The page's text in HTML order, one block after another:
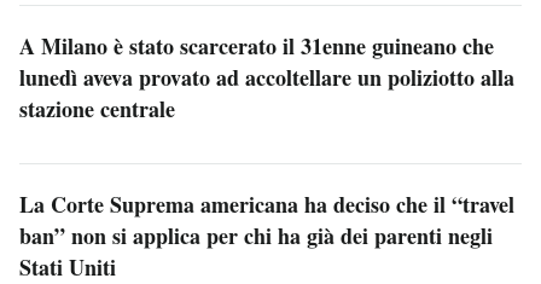
A Milano è stato scarcerato il 31enne guineano che
lunedì aveva provato ad accoltellare un poliziotto alla
stazione centrale
La Corte Suprema americana ha deciso che il “travel
ban” non si applica per chi ha già dei parenti negli
Stati Uniti